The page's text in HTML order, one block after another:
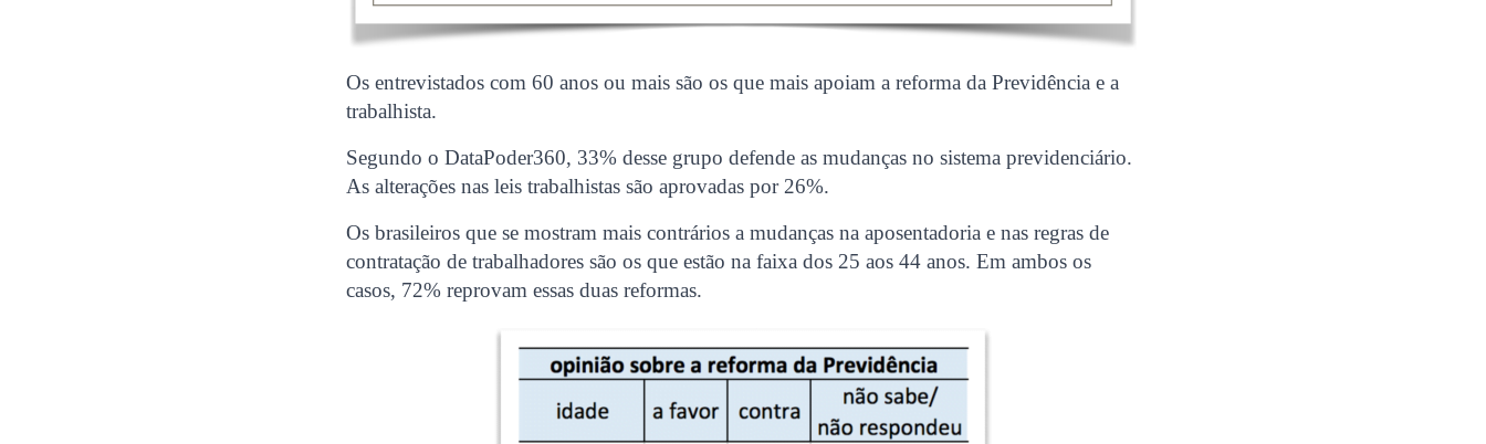
Os entrevistados com 60 anos ou mais são os que mais apoiam a reforma da Previdência e a
trabalhista.
Segundo o DataPoder360, 33% desse grupo defende as mudanças no sistema previdenciário.
As alterações nas leis trabalhistas são aprovadas por 26%.
Os brasileiros que se mostram mais contrários a mudanças na aposentadoria e nas regras de
contratação de trabalhadores são os que estão na faixa dos 25 aos 44 anos. Em ambos os
casos, 72% reprovam essas duas reformas.